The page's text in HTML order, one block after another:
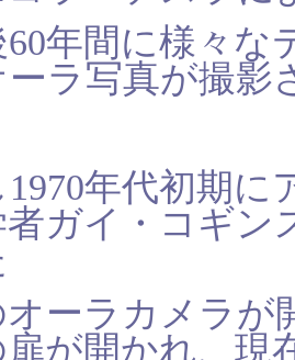
60年間に様々な
ーラ写真が撮影
1970年代初期に
ガイ・コギン
ーラカメラが
扉が開かれ、現